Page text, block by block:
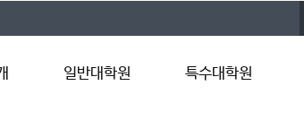
일반대학원 특수대학원